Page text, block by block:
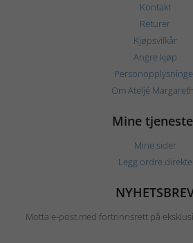
Kontakt
Returer
Kjøpsvilkår
Angre kjøp
Om Ateljé
Mine
Mine sider
Legg ordre direkte
Motta e-post med fortrinnsrett på